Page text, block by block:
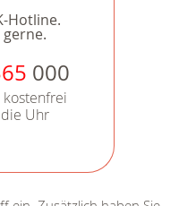
Hotline.
000
kostenfrei
Uhr